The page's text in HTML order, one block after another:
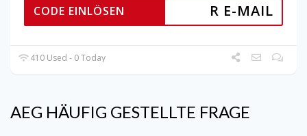
R E-MAIL
CODE EINLÖSEN
410 Used - 0 Today
AEG HÄUFIG GESTELLTE FRAGE